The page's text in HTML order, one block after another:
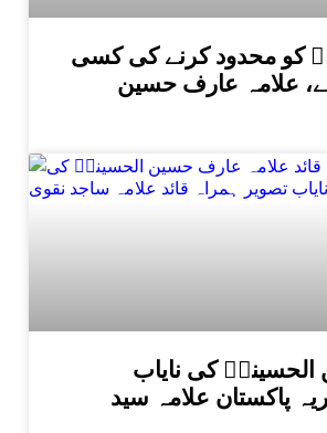
کو محدود کرنے کی کسی
علامہ عارف حسین
الحسینیؒ کی نایاب
پاکستان علامہ سید